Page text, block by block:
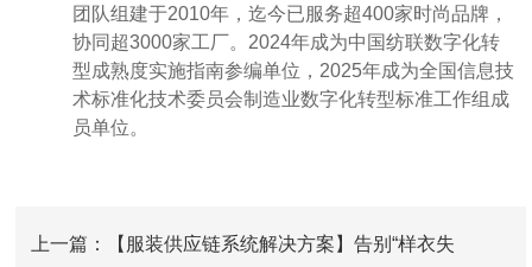
团队组建于2010年，迄今已服务超400家时尚品牌，
协同超3000家工厂。2024年成为中国纺联数字化转
型成熟度实施指南参编单位，2025年成为全国信息技
术标准化技术委员会制造业数字化转型标准工作组成
员单位。
上一篇：【服装供应链系统解决方案】告别“样衣失